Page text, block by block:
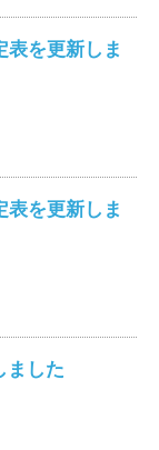
表を更新しま
表を更新しま
ました